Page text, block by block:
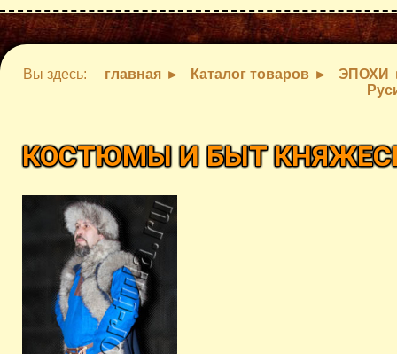
Вы здесь: главная Каталог товаров
ЭПОХИ
КОСТЮМЫ И БЫТ